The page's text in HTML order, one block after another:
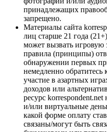
принадлежащих
запрещено.
Материалы сайта
лиц старше 21 года
может вызвать игровую
правила (принципы)
обнаружении первых
немедленно
участие в азартных
доходов или
ресурс
и/или виртуальные
какой форме оплату
связаны/могут быть